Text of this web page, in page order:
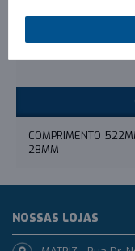
COMPRIMENTO
28MM
NOSSAS LOJAS